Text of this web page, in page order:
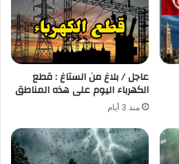
عاجل / بلاغ من الستاغ : قطع
الكهرباء اليوم على هذه المناطق
منذ 3 أيام